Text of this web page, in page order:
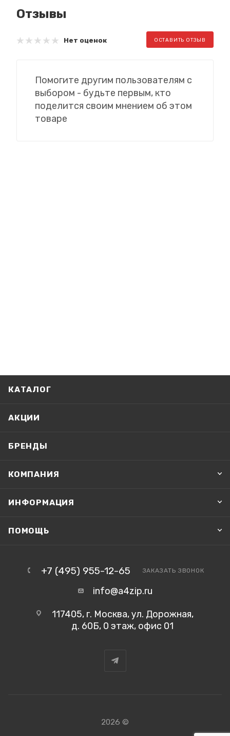
Отзывы
Нет оценок ОСТАВИТЬ ОТЗЫВ
Помогите другим пользователям с
выбором - будьте первым, кто
поделится своим мнением об этом
товаре
КАТАЛОГ
АКЦИИ
БРЕНДЫ
КОМПАНИЯ
ИНФОРМАЦИЯ
ПОМОЩЬ
+7 (495) 955-12-65 ЗАКАЗАТЬ ЗВОНОК
info@a4zip.ru
117405, г. Москва, ул. Дорожная,
д. 60Б, 0 этаж, офис 01
2026 ©